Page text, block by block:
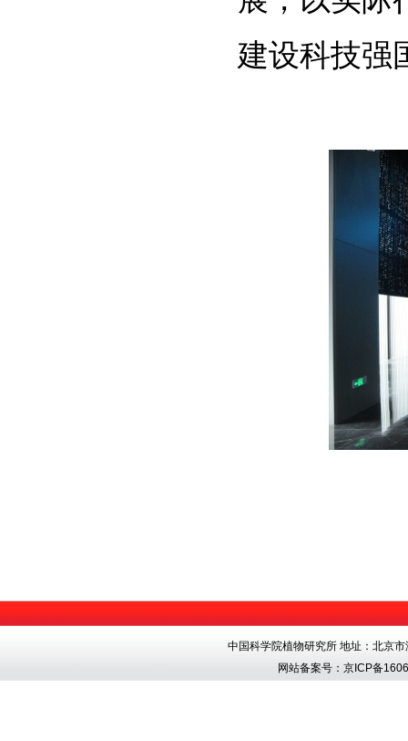
建设科技强
中国科学院植物研究所 地址：北京
网站备案号：京ICP备